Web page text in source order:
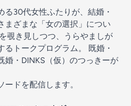
る30代女性ふたりが、結婚・
まざまな「女の選択」につい
覗き見しつつ、うらやましが
るトークプログラム。 既婚・
婚・DINKS（仮）のつっきーが
ドを配信します。